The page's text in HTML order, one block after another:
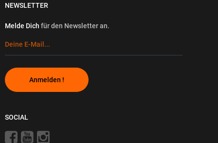
NEWSLETTER
Melde Dich für den Newsletter an.
Anmelden !
SOCIAL